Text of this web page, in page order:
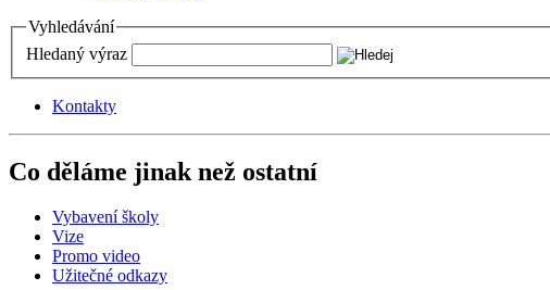
Vyhledávání
Hledaný výraz
Kontakty
Co děláme jinak než ostatní
Vybavení školy
Vize
Promo video
Užitečné odkazy